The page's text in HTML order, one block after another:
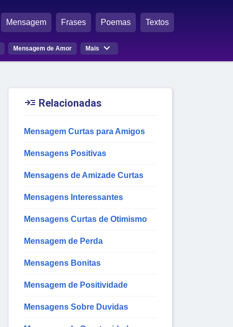
Mensagem Frases Poemas Textos
Mensagem de Amor Mais 
 Relacionadas
Mensagem Curtas para Amigos
Mensagens Positivas
Mensagens de Amizade Curtas
Mensagens Interessantes
Mensagens Curtas de Otimismo
Mensagem de Perda
Mensagens Bonitas
Mensagem de Positividade
Mensagens Sobre Duvidas